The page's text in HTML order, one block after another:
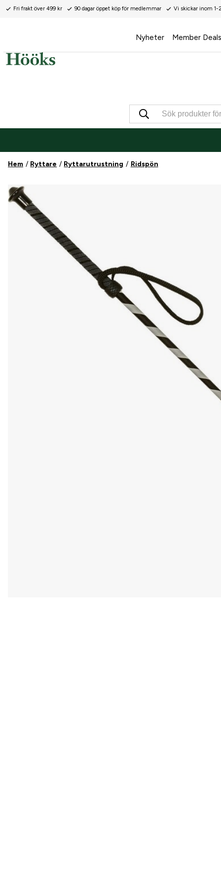
Fri frakt över 499 kr 90 dagar öppet köp för medlemmar Vi skickar inom 1-
Nyheter Member Deals
Hem Ryttare Ryttarutrustning Ridspön